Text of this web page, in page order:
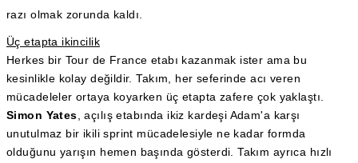
razı olmak zorunda kaldı.
Üç etapta ikincilik
Herkes bir Tour de France etabı kazanmak ister ama bu
kesinlikle kolay değildir. Takım, her seferinde acı veren
mücadeleler ortaya koyarken üç etapta zafere çok yaklaştı.
Simon Yates, açılış etabında ikiz kardeşi Adam'a karşı
unutulmaz bir ikili sprint mücadelesiyle ne kadar formda
olduğunu yarışın hemen başında gösterdi. Takım ayrıca hızlı